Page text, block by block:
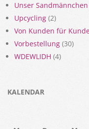
Unser Sandmännchen
Upcycling (2)
Von Kunden für
Vorbestellung (30)
WDEWLIDH (4)
KALENDAR